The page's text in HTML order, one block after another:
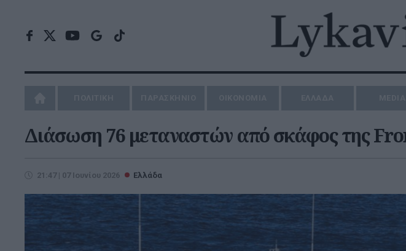
Διάσωση 76 μεταναστών από σκάφος της
21:47 | 07 Ιουνίου 2026 Ελλάδα